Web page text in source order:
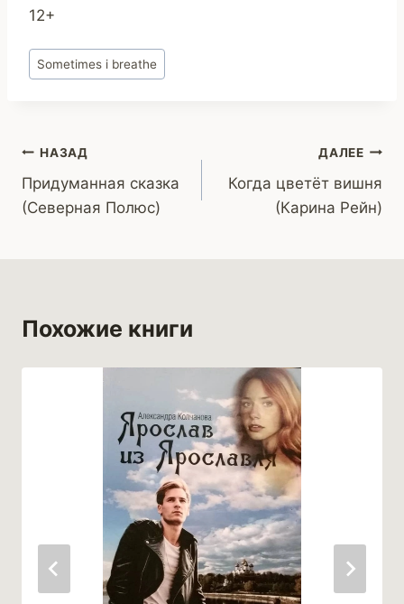
12+
Метки
записи:
Sometimes i breathe
Навигация
по
записям
НАЗАД
Придуманная сказка
(Северная Полюс)
ДАЛЕЕ
Когда цветёт вишня
(Карина Рейн)
Похожие книги